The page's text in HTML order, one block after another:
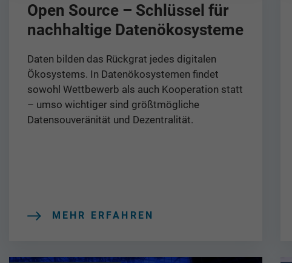
Open Source – Schlüssel für
nachhaltige Datenökosysteme
Daten bilden das Rückgrat jedes digitalen
Ökosystems. In Datenökosystemen findet
sowohl Wettbewerb als auch Kooperation statt
– umso wichtiger sind größtmögliche
Datensouveränität und Dezentralität.
MEHR ERFAHREN